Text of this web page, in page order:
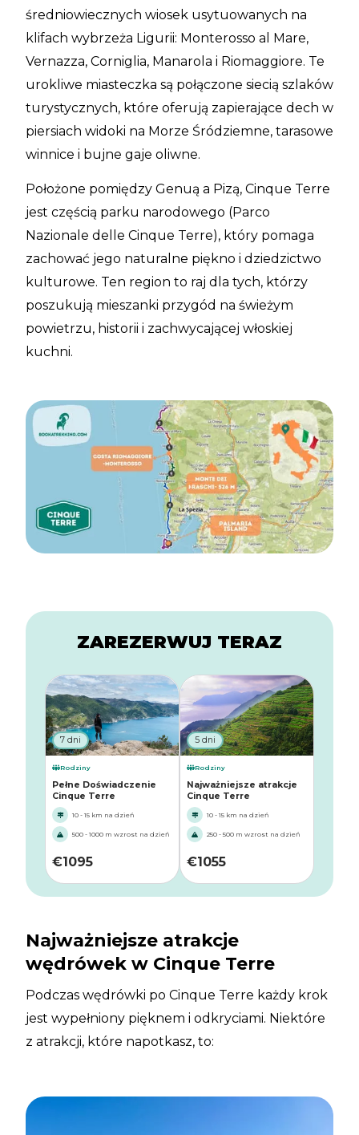
średniowiecznych wiosek usytuowanych na
klifach wybrzeża Ligurii: Monterosso al Mare,
Vernazza, Corniglia, Manarola i Riomaggiore. Te
urokliwe miasteczka są połączone siecią szlaków
turystycznych, które oferują zapierające dech w
piersiach widoki na Morze Śródziemne, tarasowe
winnice i bujne gaje oliwne.
Położone pomiędzy Genuą a Pizą, Cinque Terre
jest częścią parku narodowego (Parco
Nazionale delle Cinque Terre), który pomaga
zachować jego naturalne piękno i dziedzictwo
kulturowe. Ten region to raj dla tych, którzy
poszukują mieszanki przygód na świeżym
powietrzu, historii i zachwycającej włoskiej
kuchni.
ZAREZERWUJ TERAZ
7 dni
Rodziny
Pełne Doświadczenie
Cinque Terre
10 - 15 km na dzień
500 - 1000 m wzrost na dzień
€1095
5 dni
Rodziny
Najważniejsze atrakcje
Cinque Terre
10 - 15 km na dzień
250 - 500 m wzrost na dzień
€1055
Najważniejsze atrakcje
wędrówek w Cinque Terre
Podczas wędrówki po Cinque Terre każdy krok
jest wypełniony pięknem i odkryciami. Niektóre
z atrakcji, które napotkasz, to: